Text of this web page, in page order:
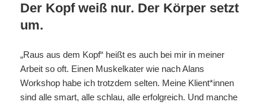
Der Kopf weiß nur. Der Körper setzt
um.
„Raus aus dem Kopf“ heißt es auch bei mir in meiner
Arbeit so oft. Einen Muskelkater wie nach Alans
Workshop habe ich trotzdem selten. Meine Klient*innen
sind alle smart, alle schlau, alle erfolgreich. Und manche